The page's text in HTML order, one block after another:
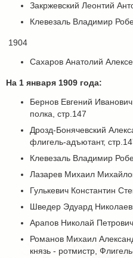
Закржевский Леонтий
Клевезаль Владимир
1904
Сахаров Анатолий
На 1 января 1909 года:
Бернов Евгений
полка, стр.147
Дрозд-Бонячевский
флигель-адъютант,
Клевезаль Владимир
Лазарев Михаил
Гулькевич Константин
Шведер Эдуард
Арапов Николай
Романов Михаил
князь - ротмистр,